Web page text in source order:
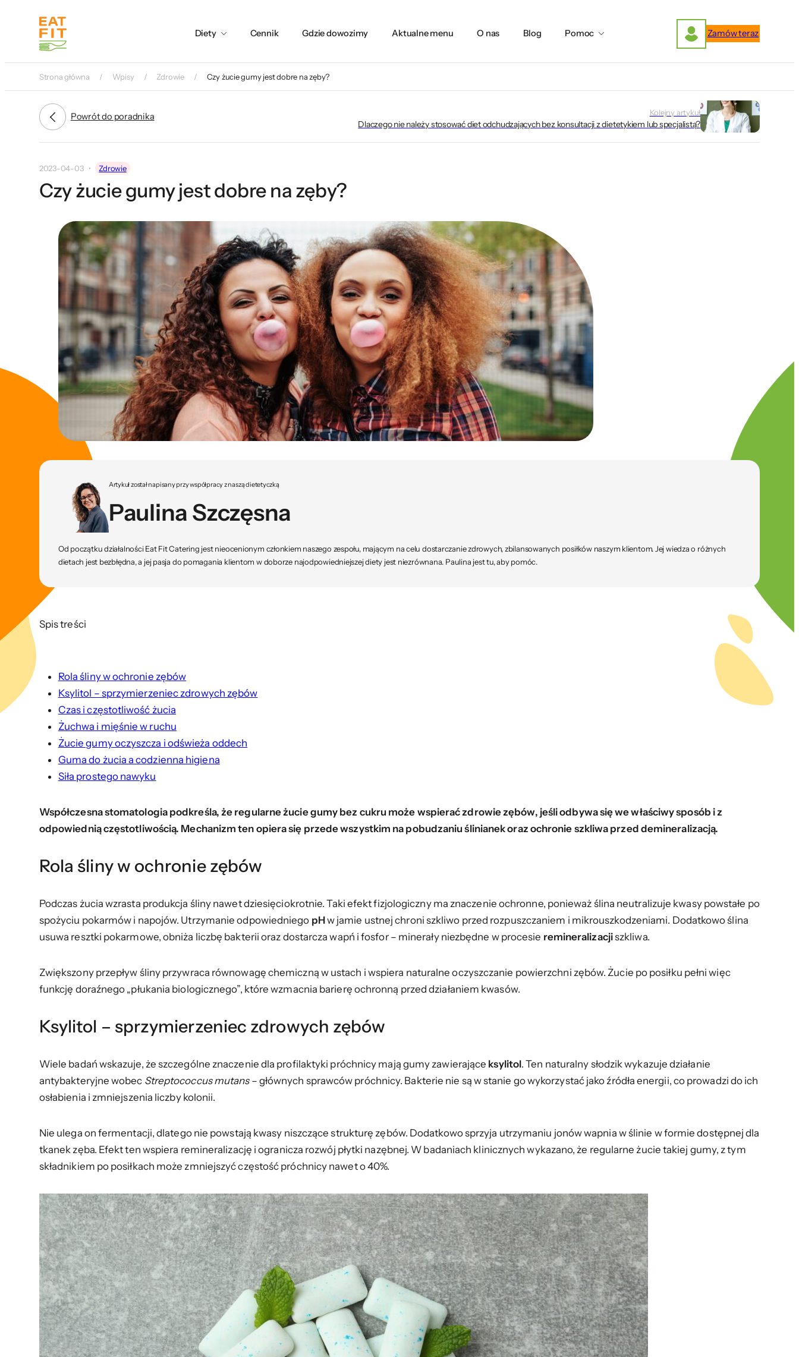
Diety Cennik Gdzie dowozimy Aktualne menu O nas Blog Pomoc Zamów teraz
Strona główna Wpisy Zdrowie Czy żucie gumy jest dobre na zęby?
Powrót do poradnika Kolejny artykuł
Dlaczego nie należy stosować diet odchudzających bez konsultacji z dietetykiem lub specjalistą?
2023-04-03 Zdrowie
Czy żucie gumy jest dobre na zęby?
Artykuł został napisany przy współpracy z naszą dietetyczką
Paulina Szczęsna
Od początku działalności Eat Fit Catering jest nieocenionym członkiem naszego zespołu, mającym na celu dostarczanie zdrowych, zbilansowanych posiłków naszym klientom. Jej wiedza o różnych
dietach jest bezbłędna, a jej pasja do pomagania klientom w doborze najodpowiedniejszej diety jest niezrównana. Paulina jest tu, aby pomóc.
Spis treści
Rola śliny w ochronie zębów
Ksylitol – sprzymierzeniec zdrowych zębów
Czas i częstotliwość żucia
Żuchwa i mięśnie w ruchu
Żucie gumy oczyszcza i odświeża oddech
Guma do żucia a codzienna higiena
Siła prostego nawyku
Współczesna stomatologia podkreśla, że regularne żucie gumy bez cukru może wspierać zdrowie zębów, jeśli odbywa się we właściwy sposób i z
odpowiednią częstotliwością. Mechanizm ten opiera się przede wszystkim na pobudzaniu ślinianek oraz ochronie szkliwa przed demineralizacją.
Rola śliny w ochronie zębów
Podczas żucia wzrasta produkcja śliny nawet dziesięciokrotnie. Taki efekt fizjologiczny ma znaczenie ochronne, ponieważ ślina neutralizuje kwasy powstałe po
spożyciu pokarmów i napojów. Utrzymanie odpowiedniego pHw jamie ustnej chroni szkliwo przed rozpuszczaniem i mikrouszkodzeniami. Dodatkowo ślina
usuwa resztki pokarmowe, obniża liczbę bakterii oraz dostarcza wapń i fosfor – minerały niezbędne w procesie remineralizacjiszkliwa.
Zwiększony przepływ śliny przywraca równowagę chemiczną w ustach i wspiera naturalne oczyszczanie powierzchni zębów. Żucie po posiłku pełni więc
funkcję doraźnego „płukania biologicznego”, które wzmacnia barierę ochronną przed działaniem kwasów.
Ksylitol – sprzymierzeniec zdrowych zębów
Wiele badań wskazuje, że szczególne znaczenie dla profilaktyki próchnicy mają gumy zawierające ksylitol. Ten naturalny słodzik wykazuje działanie
antybakteryjne wobec Streptococcus mutans– głównych sprawców próchnicy. Bakterie nie są w stanie go wykorzystać jako źródła energii, co prowadzi do ich
osłabienia i zmniejszenia liczby kolonii.
Nie ulega on fermentacji, dlatego nie powstają kwasy niszczące strukturę zębów. Dodatkowo sprzyja utrzymaniu jonów wapnia w ślinie w formie dostępnej dla
tkanek zęba. Efekt ten wspiera remineralizację i ogranicza rozwój płytki nazębnej. W badaniach klinicznych wykazano, że regularne żucie takiej gumy, z tym
składnikiem po posiłkach może zmniejszyć częstość próchnicy nawet o 40%.